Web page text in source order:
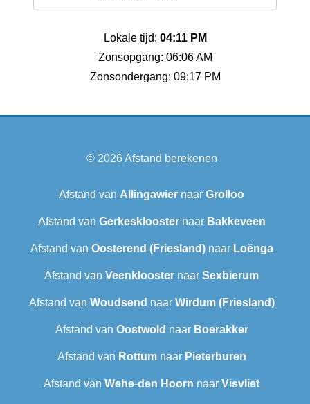
Lokale tijd: 04:11 PM
Zonsopgang: 06:06 AM
Zonsondergang: 09:17 PM
© 2026Afstand berekenen
Afstand van Allingawier naar Grolloo
Afstand van Gerkeskloosternaar Bakkeveen
Afstand van Oosterend (Friesland)naar Loënga
Afstand van Veenklooster naar Sexbierum‎
Afstand van Woudsend naar Wirdum (Friesland)
Afstand van Oostwold naar Boerakker
Afstand van Rottumnaar Pieterburen
Afstand van Wehe-den Hoorn naar Visvliet